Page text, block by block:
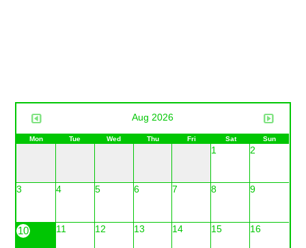
Aug 2026
Mon Tue Wed Thu Fri Sat Sun
1 2
3 4 5 6 7 8 9
10 11 12 13 14 15 16